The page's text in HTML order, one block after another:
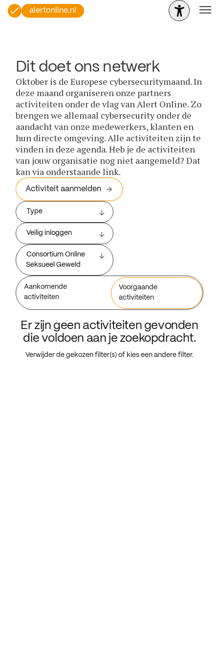
alertonline.nl
Dit doet ons netwerk
Oktober is de Europese cybersecuritymaand. In
deze maand organiseren onze partners
activiteiten onder de vlag van Alert Online. Zo
brengen we allemaal cybersecurity onder de
aandacht van onze medewerkers, klanten en
hun directe omgeving. Alle activiteiten zijn te
vinden in deze agenda. Heb je de activiteiten
van jouw organisatie nog niet aangemeld? Dat
kan via onderstaande link.
Activiteit aanmelden
Type
Veilig inloggen
Consortium Online
Seksueel Geweld
Aankomende
activiteiten
Voorgaande
activiteiten
Er zijn geen activiteiten gevonden
die voldoen aan je zoekopdracht.
Verwijder de gekozen filter(s) of kies een andere filter.